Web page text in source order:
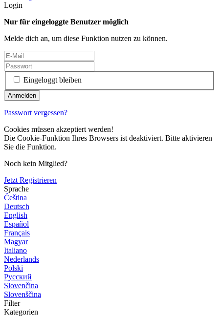
Login
Nur für eingeloggte Benutzer möglich
Melde dich an, um diese Funktion nutzen zu können.
Eingeloggt bleiben
Passwort vergessen?
Cookies müssen akzeptiert werden!
Die Cookie-Funktion Ihres Browsers ist deaktiviert. Bitte aktivieren
Sie die Funktion.
Noch kein Mitglied?
Jetzt Registrieren
Sprache
Čeština
Deutsch
English
Español
Français
Magyar
Italiano
Nederlands
Polski
Русский
Slovenčina
Slovenščina
Filter
Kategorien